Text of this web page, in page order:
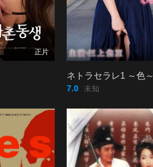
正片
ネトラセラレ1 ～色～
7.0 未知